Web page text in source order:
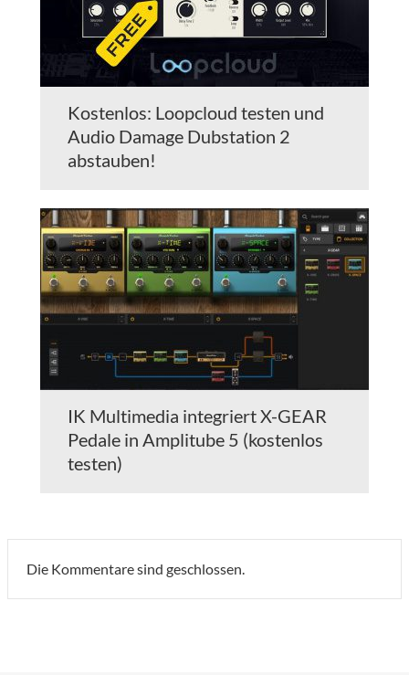
Kostenlos: Loopcloud testen und
Audio Damage Dubstation 2
abstauben!
IK Multimedia integriert X-GEAR
Pedale in Amplitube 5 (kostenlos
testen)
Die Kommentare sind geschlossen.